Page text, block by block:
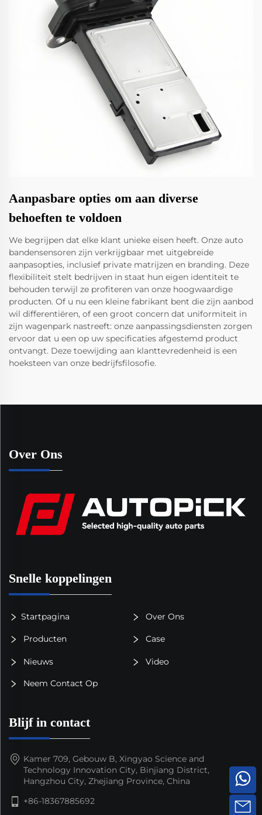
Aanpasbare opties om aan diverse
behoeften te voldoen
We begrijpen dat elke klant unieke eisen heeft. Onze auto
bandensensoren zijn verkrijgbaar met uitgebreide
aanpasopties, inclusief private matrijzen en branding. Deze
flexibiliteit stelt bedrijven in staat hun eigen identiteit te
behouden terwijl ze profiteren van onze hoogwaardige
producten. Of u nu een kleine fabrikant bent die zijn aanbod
wil differentiëren, of een groot concern dat uniformiteit in
zijn wagenpark nastreeft: onze aanpassingsdiensten zorgen
ervoor dat u een op uw specificaties afgestemd product
ontvangt. Deze toewijding aan klanttevredenheid is een
hoeksteen van onze bedrijfsfilosofie.
Over Ons
Snelle koppelingen
Startpagina Over Ons
Producten Case
Nieuws Video
Neem Contact Op
Blijf in contact
Kamer 709, Gebouw B, Xingyao Science and
Technology Innovation City, Binjiang District,
Hangzhou City, Zhejiang Province, China
+86-18367885692